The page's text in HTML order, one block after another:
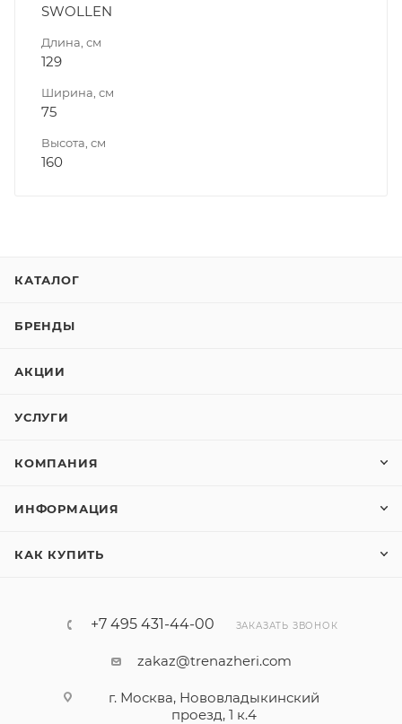
SWOLLEN
Длина, см
129
Ширина, см
75
Высота, см
160
КАТАЛОГ
БРЕНДЫ
АКЦИИ
УСЛУГИ
КОМПАНИЯ
ИНФОРМАЦИЯ
КАК КУПИТЬ
+7 495 431-44-00 ЗАКАЗАТЬ ЗВОНОК
zakaz@trenazheri.com
г. Москва, Нововладыкинский
проезд, 1 к.4